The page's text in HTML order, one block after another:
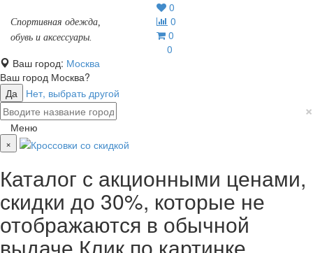
Спортивная одежда,
обувь и аксессуары.
0
0
0
0
Ваш город: Москва
Ваш город Москва?
Да
Нет, выбрать другой
×
Меню
×
Каталог с акционными ценами,
скидки до 30%, которые не
отображаются в обычной